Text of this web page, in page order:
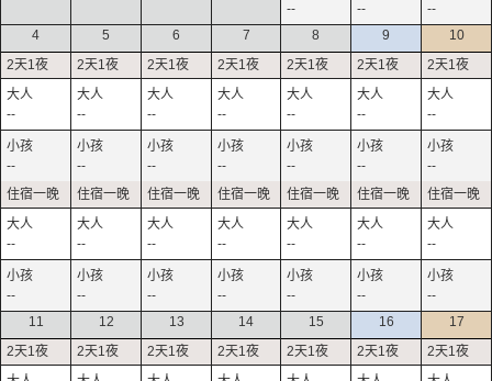
-- --
--
4
--
--
--
--
5
--
--
--
--
6
--
--
--
--
7
--
--
--
--
8
--
--
--
--
9
--
--
--
--
10
--
--
--
--
11
12 13 14 15 16 17